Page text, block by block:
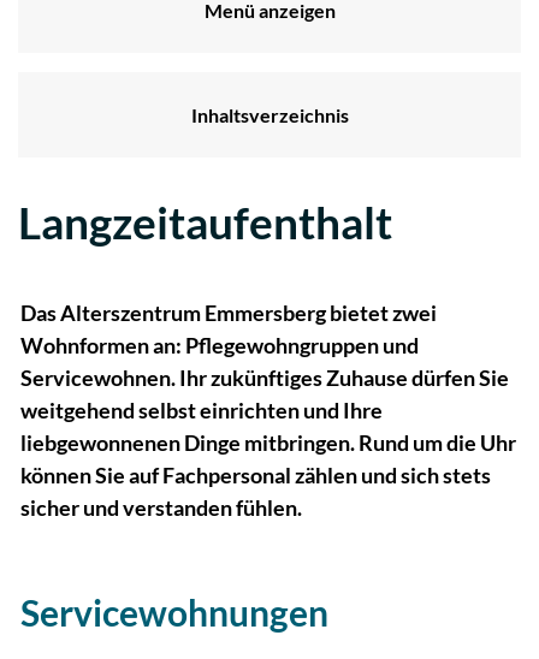
Menü anzeigen
Inhaltsverzeichnis
Langzeitaufenthalt
Das Alterszentrum Emmersberg bietet zwei
Wohnformen an: Pflegewohngruppen und
Servicewohnen. Ihr zukünftiges Zuhause dürfen Sie
weitgehend selbst einrichten und Ihre
liebgewonnenen Dinge mitbringen. Rund um die Uhr
können Sie auf Fachpersonal zählen und sich stets
sicher und verstanden fühlen.
Servicewohnungen